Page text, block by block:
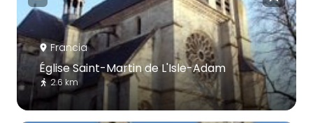
Francia
Église Saint-Martin de L'Isle-Adam
2.6 km